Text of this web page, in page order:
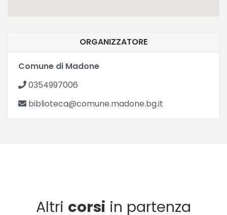
ORGANIZZATORE
Comune di Madone
0354997006
biblioteca@comune.madone.bg.it
Altri corsi in partenza